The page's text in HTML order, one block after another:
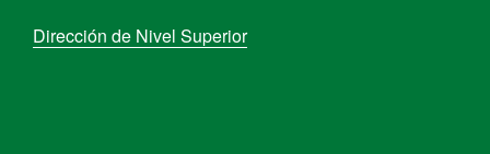
Dirección de Nivel Superior